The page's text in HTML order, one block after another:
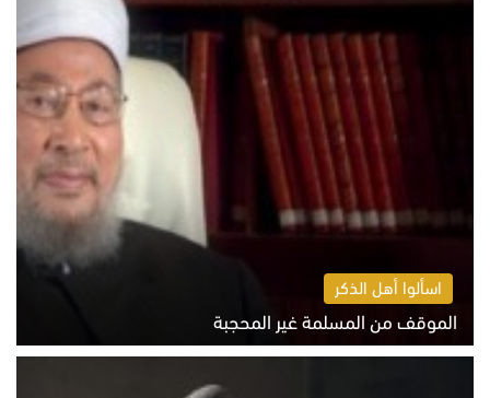
اسألوا أهل الذكر
الموقف من المسلمة غير المحجبة
الخميس 6 أغسطس 2026 10:45 ص